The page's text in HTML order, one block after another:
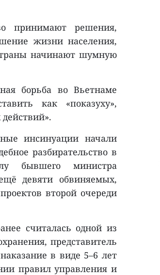
принимают решения,
жизни населения,
начинают шумную
борьба во Вьетнаме
как «показуху»,
инсинуации начали
разбирательство в
бывшего министра
девяти обвиняемых,
второй очереди
считалась одной из
представитель
в виде 5–6 лет
правил управления и